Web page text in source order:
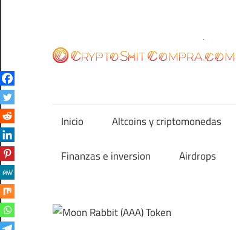
Inicio Altcoins y criptomonedas
Finanzas e inversion Airdrops